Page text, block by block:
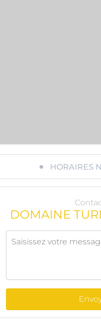
HORAIRES
DOMAINE